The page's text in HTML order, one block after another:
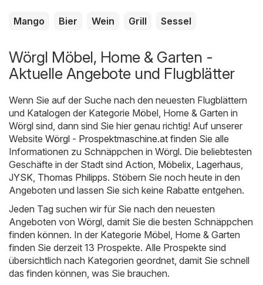
Mango Bier Wein Grill Sessel
Wörgl Möbel, Home & Garten -
Aktuelle Angebote und Flugblätter
Wenn Sie auf der Suche nach den neuesten Flugblättern
und Katalogen der Kategorie Möbel, Home & Garten in
Wörgl sind, dann sind Sie hier genau richtig! Auf unserer
Website Wörgl - Prospektmaschine.at finden Sie alle
Informationen zu Schnäppchen in Wörgl. Die beliebtesten
Geschäfte in der Stadt sind Action Möbelix Lagerhaus
JYSK Thomas Philipps. Stöbern Sie noch heute in den
Angeboten und lassen Sie sich keine Rabatte entgehen.
Jeden Tag suchen wir für Sie nach den neuesten
Angeboten von Wörgl, damit Sie die besten Schnäppchen
finden können. In der Kategorie Möbel, Home & Garten
finden Sie derzeit 13 Prospekte. Alle Prospekte sind
übersichtlich nach Kategorien geordnet, damit Sie schnell
das finden können, was Sie brauchen.